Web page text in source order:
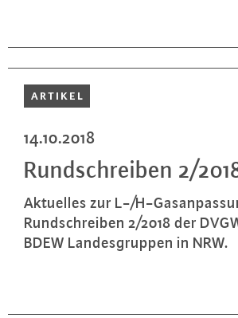
ARTIKEL
14.10.2018
Rund­schrei­ben 2/
Aktuelles zur L-/H-
Rund­schrei­ben 2/2018 der
BDEW Lan­des­grup­pen in NRW.